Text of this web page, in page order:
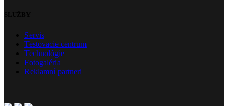
SLUŽBY
Servis
Testovacie centrum
Technológie
Fotogaléria
Reklamní partneri